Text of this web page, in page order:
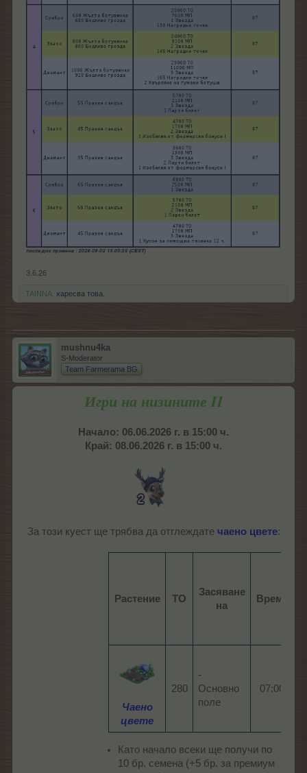
3.6.26
.TAINNA. харесва това.
mushnu4ka
S-Moderator
Team Farmerama BG
Игри на низините II
Начало: 06.06.2026 г. в 15:00 ч.
Край: 08.06.2026 г. в 15:00 ч.
За този куест ще трябва да отглеждате чаено цвете:
Растение ТО
Засяване
на
Време
Чаено
цвете
280​
-
Основно
поле
07:00​
Като начало всеки ще получи по
10 бр. семена (+5 бр. за премиум